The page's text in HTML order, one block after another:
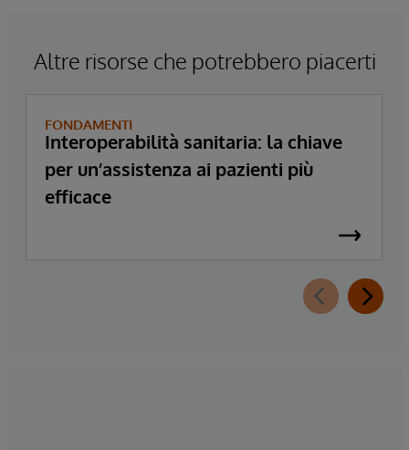
Altre risorse che potrebbero piacerti
FONDAMENTI
Interoperabilità sanitaria: la chiave
per un’assistenza ai pazienti più
efficace